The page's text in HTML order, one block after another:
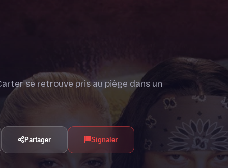
se retrouve pris au piège dans un
Partager Signaler